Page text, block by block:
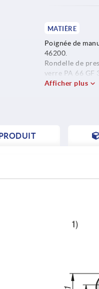
MATIÈRE
Poignée de
46200.
Rondelle de
verre PA 66 GF
Axe
Afficher plus